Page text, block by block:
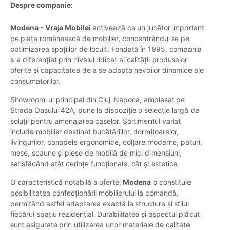
Despre companie:
Modena - Vraja Mobilei activează ca un jucător important
pe piața românească de mobilier, concentrându-se pe
optimizarea spațiilor de locuit. Fondată în 1995, compania
s-a diferențiat prin nivelul ridicat al calității produselor
oferite și capacitatea de a se adapta nevoilor dinamice ale
consumatorilor.
Showroom-ul principal din Cluj-Napoca, amplasat pe
Strada Oașului 42A, pune la dispoziție o selecție largă de
soluții pentru amenajarea caselor. Sortimentul variat
include mobilier destinat bucătăriilor, dormitoarelor,
livingurilor, canapele ergonomice, colțare moderne, paturi,
mese, scaune și piese de mobilă de mici dimensiuni,
satisfăcând atât cerințe funcționale, cât și estetice.
O caracteristică notabilă a ofertei Modena o constituie
posibilitatea confecționării mobilierului la comandă,
permițând astfel adaptarea exactă la structura și stilul
fiecărui spațiu rezidențial. Durabilitatea și aspectul plăcut
sunt asigurate prin utilizarea unor materiale de calitate